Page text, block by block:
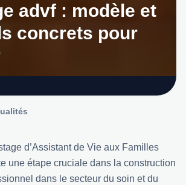
advf : modèle et
concrets pour
d’Assistant de Vie aux Familles
une étape cruciale dans la construction
dans le secteur du soin et du